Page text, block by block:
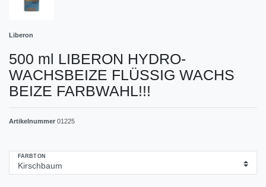
Liberon
500 ml LIBERON HYDRO-
WACHSBEIZE FLÜSSIG WACHS
BEIZE FARBWAHL!!!
Artikelnummer 01225
FARBTON